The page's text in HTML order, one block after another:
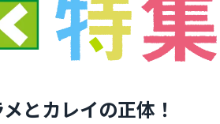
とカレイの正体！